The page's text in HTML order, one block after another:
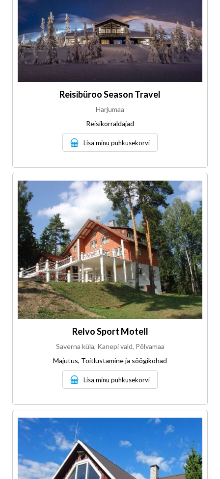
Reisibüroo Season Travel
Harjumaa
Reisikorraldajad
Lisa minu puhkusekorvi
Relvo Sport Motell
Saverna küla, Kanepi vald, Põlvamaa
Majutus, Toitlustamine ja söögikohad
Lisa minu puhkusekorvi